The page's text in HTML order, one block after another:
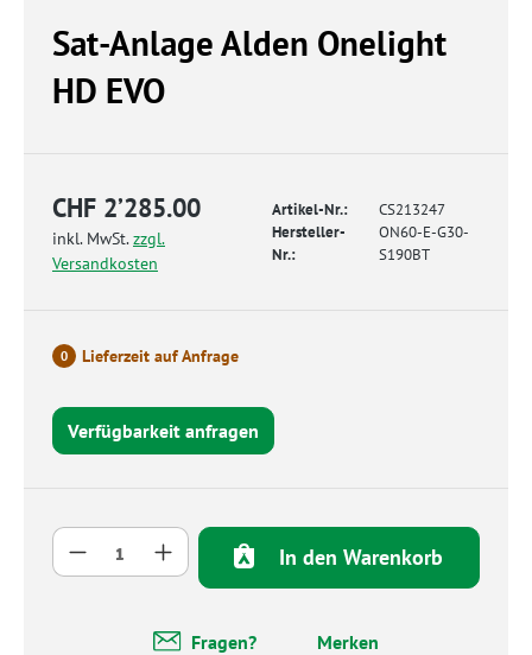
Sat-Anlage Alden Onelight
HD EVO
CHF 2’285.00
inkl. MwSt.zzgl.
Versandkosten
Artikel-Nr.:
CS213247
Hersteller-
Nr.:
ON60-E-G30-
S190BT
0 Lieferzeit auf Anfrage
Verfügbarkeit anfragen
Produkt Anzahl: Gib den gewünschten
In den Warenkorb
Fragen? Merken